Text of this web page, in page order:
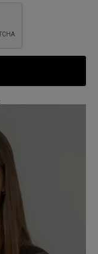
w zakresie zar
traktujemy
osobowych.
do zapew
im korzy
im komunika
bezpieczne,
je
uzasadnionyc
usuwamy je w s
na temat
zapoznać